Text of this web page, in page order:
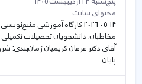
محتوای سایت
14 05 2026 کارگاه آموزشی
مخاطبان: دانشجویان تحصیلات
پایان...